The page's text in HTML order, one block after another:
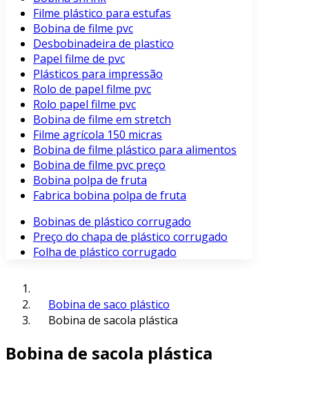
Filme plástico para estufas
Bobina de filme pvc
Desbobinadeira de plastico
Papel filme de pvc
Plásticos para impressão
Rolo de papel filme pvc
Rolo papel filme pvc
Bobina de filme em stretch
Filme agrícola 150 micras
Bobina de filme plástico para alimentos
Bobina de filme pvc preço
Bobina polpa de fruta
Fabrica bobina polpa de fruta
Bobinas de plástico corrugado
Preço do chapa de plástico corrugado
Folha de plástico corrugado
Bobina de saco plástico
Bobina de sacola plástica
Bobina de sacola plástica